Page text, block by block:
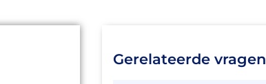
Gerelateerde vragen